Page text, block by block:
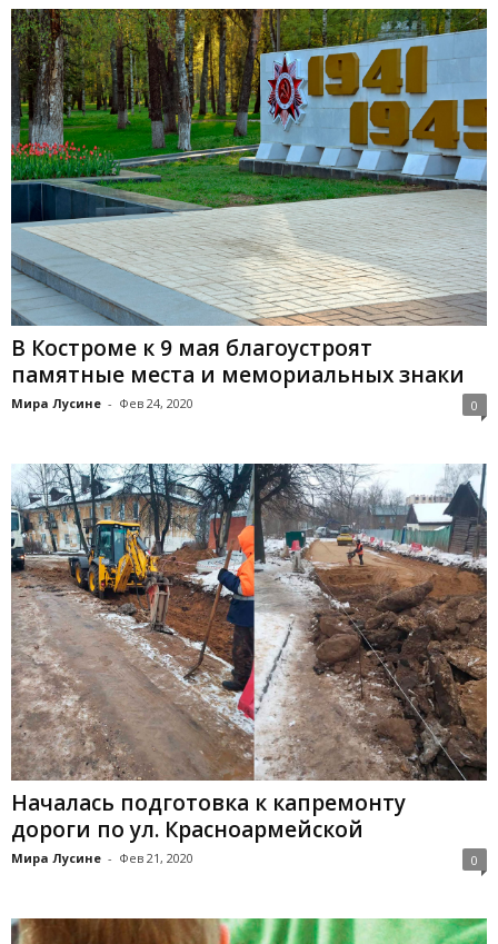
В Костроме к 9 мая благоустроят
памятные места и мемориальных знаки
Мира Лусине - Фев 24, 2020 0
Началась подготовка к капремонту
дороги по ул. Красноармейской
Мира Лусине - Фев 21, 2020 0